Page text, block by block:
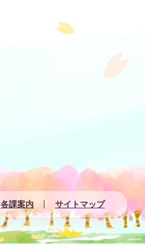
各課案内 サイトマップ